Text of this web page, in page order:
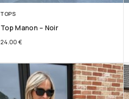
TOPS
Top Manon – Noir
24.00 €